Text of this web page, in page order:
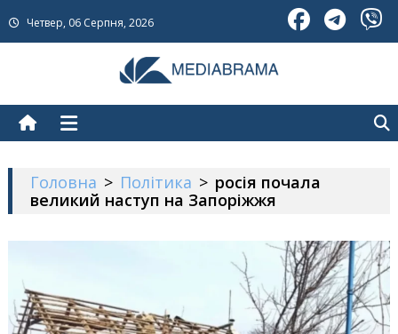
to
Четвер, 06 Серпня, 2026
Головна > Політика > росія почала
великий наступ на Запоріжжя